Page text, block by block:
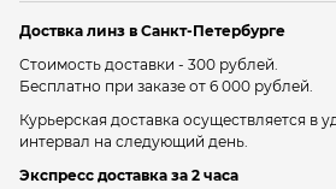
Доствка линз в Санкт-Петербурге
Стоимость доставки - 300 рублей.
Бесплатно при заказе от 6 000 рублей.
Курьерская доставка осуществляется в
интервал на следующий день.
Экспресс доставка за 2 часа